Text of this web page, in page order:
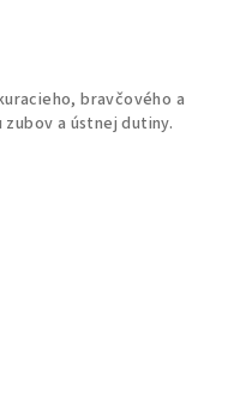
bravčového a
a ústnej dutiny.